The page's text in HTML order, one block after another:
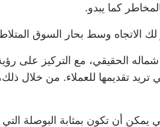
كما يبدو.
الاتجاه وسط بحار السوق
الحقيقي، مع التركيز على
تريد تقديمها للعملاء. من خلال
المنتج التي يمكن أن تكون بمثابة البوصلة